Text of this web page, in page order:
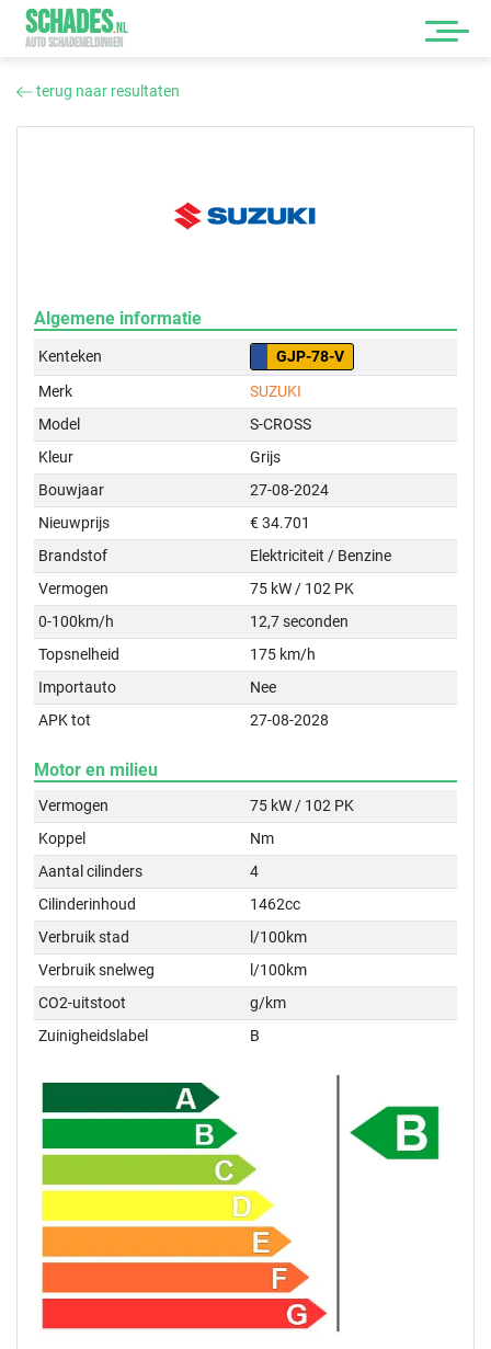
SCHADES.NL
AUTO SCHADEMELDINGEN
terug naar resultaten
Algemene informatie
Kenteken
GJP-78-V
Merk
SUZUKI
Model
S-CROSS
Kleur
Grijs
Bouwjaar
27-08-2024
Nieuwprijs
€ 34.701
Brandstof
Elektriciteit / Benzine
Vermogen
75 kW / 102 PK
0-100km/h
12,7 seconden
Topsnelheid
175 km/h
Importauto
Nee
APK tot
27-08-2028
Motor en milieu
Vermogen
75 kW / 102 PK
Koppel
Nm
Aantal cilinders
4
Cilinderinhoud
1462cc
Verbruik stad
l/100km
Verbruik snelweg
l/100km
CO2-uitstoot
g/km
Zuinigheidslabel
B